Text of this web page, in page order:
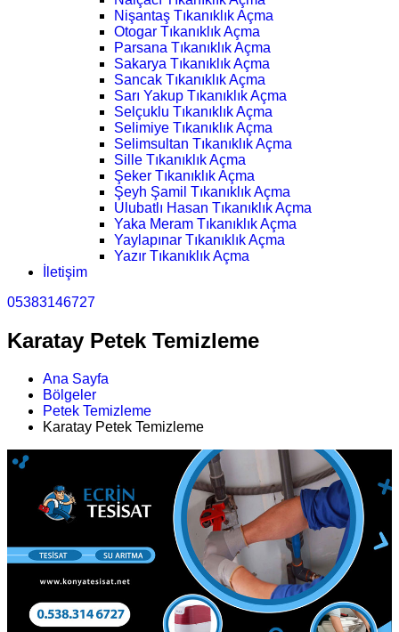
Nişantaş Tıkanıklık Açma
Otogar Tıkanıklık Açma
Parsana Tıkanıklık Açma
Sakarya Tıkanıklık Açma
Sancak Tıkanıklık Açma
Sarı Yakup Tıkanıklık Açma
Selçuklu Tıkanıklık Açma
Selimiye Tıkanıklık Açma
Selimsultan Tıkanıklık Açma
Sille Tıkanıklık Açma
Şeker Tıkanıklık Açma
Şeyh Şamil Tıkanıklık Açma
Ulubatlı Hasan Tıkanıklık Açma
Yaka Meram Tıkanıklık Açma
Yaylapınar Tıkanıklık Açma
Yazır Tıkanıklık Açma
İletişim
05383146727
Karatay Petek Temizleme
Ana Sayfa
Bölgeler
Petek Temizleme
Karatay Petek Temizleme